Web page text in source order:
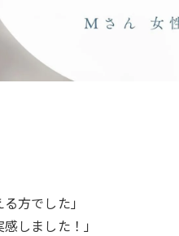
方でした」
しました！」